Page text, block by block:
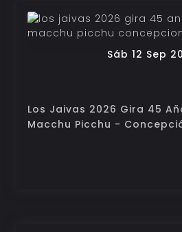
Sáb 12 Sep
Los Jaivas 2026 Gira 45
Macchu Picchu -